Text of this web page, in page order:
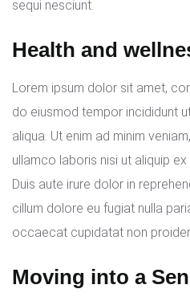
sequi nesciunt.
Health and
Lorem ipsum dolor sit amet,
do eiusmod tempor incididunt
aliqua. Ut enim ad minim
ullamco laboris nisi ut aliquip
Duis aute irure dolor in
cillum dolore eu fugiat nulla
occaecat cupidatat non
Moving into a